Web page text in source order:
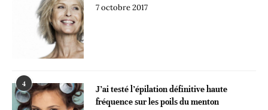
7 octobre 2017
4
J’ai testé l’épilation définitive haute
fréquence sur les poils du menton